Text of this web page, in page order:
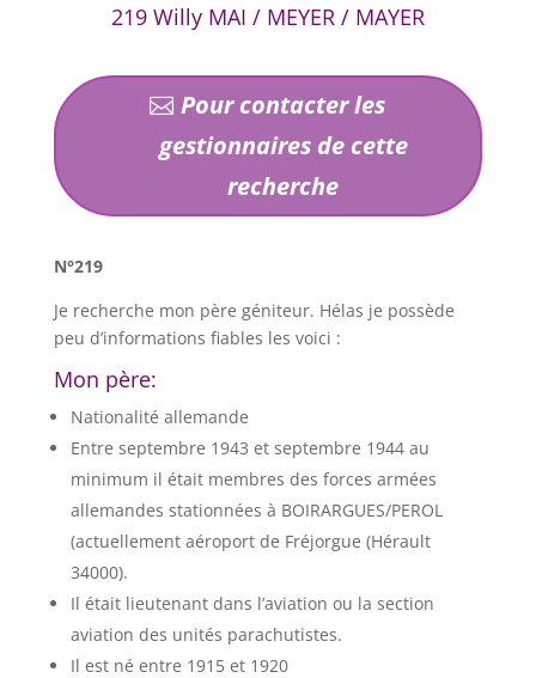
219 Willy MAI / MEYER / MAYER
Pour contacter les
gestionnaires de cette
recherche
N°219
Je recherche mon père géniteur. Hélas je possède
peu d’informations fiables les voici :
Mon père:
Nationalité allemande
Entre septembre 1943 et septembre 1944 au
minimum il était membres des forces armées
allemandes stationnées à BOIRARGUES/PEROL
(actuellement aéroport de Fréjorgue (Hérault
34000).
Il était lieutenant dans l’aviation ou la section
aviation des unités parachutistes.
Il est né entre 1915 et 1920